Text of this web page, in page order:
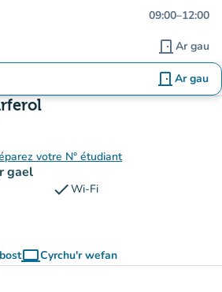
09:00–12:00
door_front Ar gau
door_front Ar gau
votre N° étudiant
gael
checkWi-Fi
computerCyrchu'r wefan
(tab newydd)